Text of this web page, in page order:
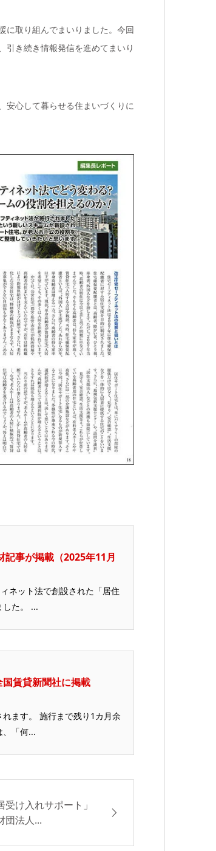
に取り組んでまいりました。今回
引き続き情報発信を進めてまいり
安心して暮らせる住まいづくりに
記事が掲載（2025年11月
ネット法で創設された「居住
した。 ...
賃貸新聞社に掲載
ます。 施行まで残り1カ月余
、「何...
受け入れサポート」
団法人...